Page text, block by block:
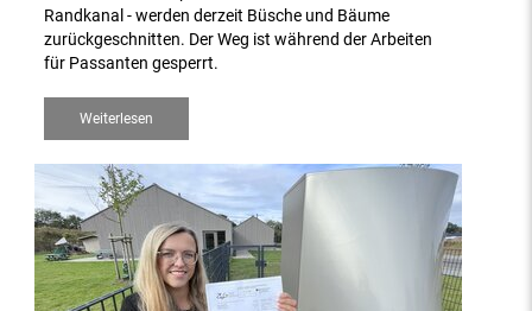
Randkanal - werden derzeit Büsche und Bäume
zurückgeschnitten. Der Weg ist während der Arbeiten
für Passanten gesperrt.
Weiterlesen